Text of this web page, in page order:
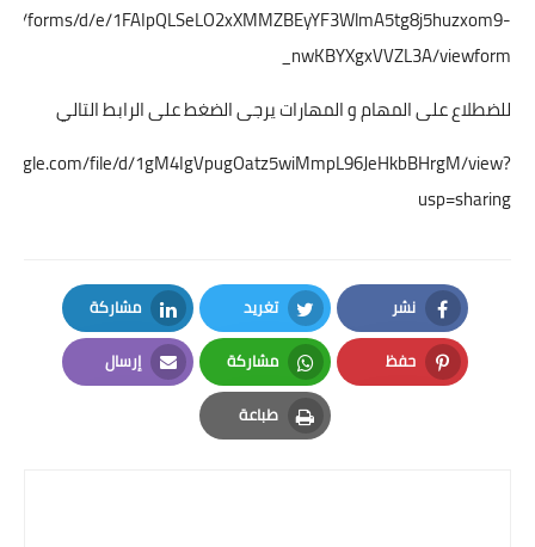
forms/d/e/1FAIpQLSeLO2xXMMZBEyYF3WlmA5tg8j5huzxom9-
_nwKBYXgxVVZL3A/viewform
للضطلاع على المهام و المهارات يرجى الضغط على الرابط التالي
file/d/1gM4IgVpugOatz5wiMmpL96JeHkbBHrgM/view?
usp=sharing
نشر
Facebook
تغريد
Twitter
مشاركة
LinkedIn
حفظ
Pinterest
مشاركة
Whatsapp
إرسال
Email
طباعة
Print